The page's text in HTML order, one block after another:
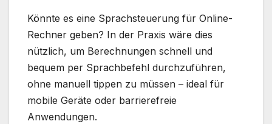
Könnte es eine Sprachsteuerung für Online-
Rechner geben? In der Praxis wäre dies
nützlich, um Berechnungen schnell und
bequem per Sprachbefehl durchzuführen,
ohne manuell tippen zu müssen – ideal für
mobile Geräte oder barrierefreie
Anwendungen.